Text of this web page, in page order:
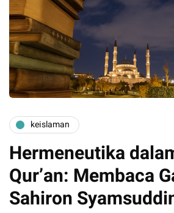
keislaman
Hermeneutika
Qur’an: Membaca
Sahiron